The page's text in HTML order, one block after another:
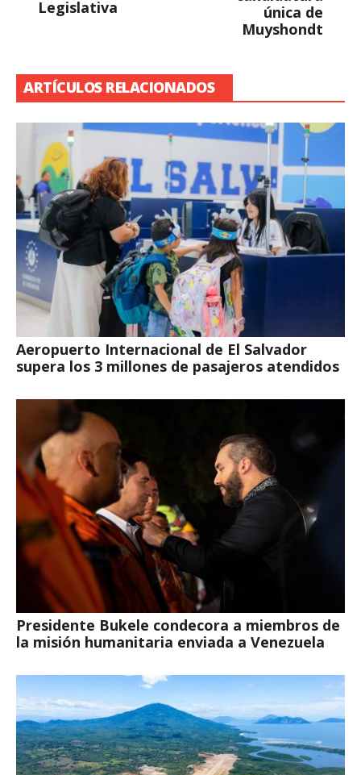
Legislativa
única de
Muyshondt
ARTÍCULOS RELACIONADOS
Aeropuerto Internacional de El Salvador
supera los 3 millones de pasajeros atendidos
Presidente Bukele condecora a miembros de
la misión humanitaria enviada a Venezuela